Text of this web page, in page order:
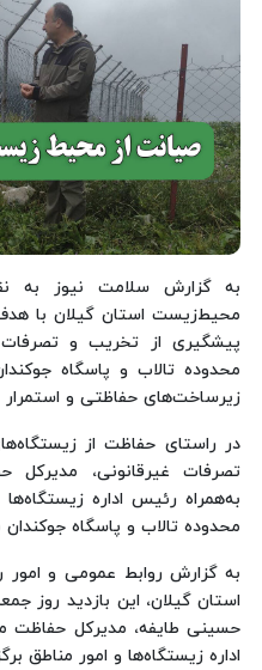
به گزارش سلامت نیوز به
محیط‌زیست استان گیلان با
پیشگیری از تخریب و تصرفات
محدوده تالاب و پاسگاه
زیرساخت‌های حفاظتی و
در راستای حفاظت از
تصرفات غیرقانونی،
به‌همراه رئیس اداره
محدوده تالاب و پاسگاه جوکندان
به گزارش روابط عمومی و
حسینی طایفه، مدیرکل
اداره زیستگاه‌ها و امور مناطق